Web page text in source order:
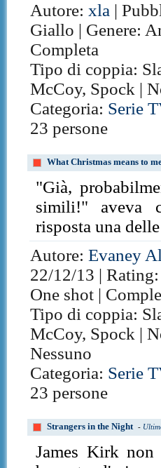
Autore:xla |
Giallo | Genere:
Completa
Tipo di coppia:
McCoy, Spock |
Categoria: Serie
23 persone
What Christmas means to
"Già,
simili!" aveva
risposta una
Autore:Evaney
22/12/13 |
One shot |
Tipo di coppia:
McCoy, Spock |
Nessuno
Categoria: Serie
23 persone
Strangers in the Night -
James Kirk non